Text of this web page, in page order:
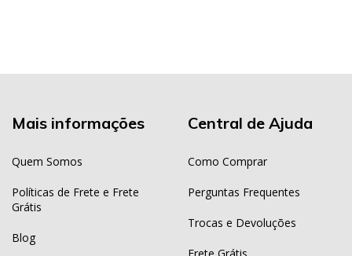
Mais informações
Quem Somos
Políticas de Frete e Frete
Grátis
Blog
Central de Ajuda
Como Comprar
Perguntas Frequentes
Trocas e Devoluções
Frete Grátis